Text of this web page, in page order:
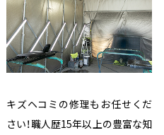
キズヘコミの修理もお任せくだ
さい！職人歴15年以上の豊富な知